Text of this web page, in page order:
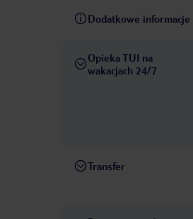
Dodatkowe informacje
Opieka TUI na
wakacjach 24/7
Transfer